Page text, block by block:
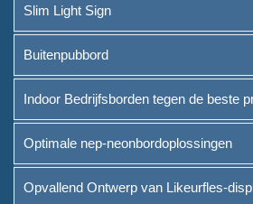
neonbordoplossingen
Opvallend Ontwerp van
A-frame krijtbordborden te
wijnverpakkingsoplossingen
Slim Light Sign
Buitenpubbord
Indoor Bedrijfsborden tegen de beste
Optimale nep-neonbordoplossingen
Opvallend Ontwerp van Likeurfles-